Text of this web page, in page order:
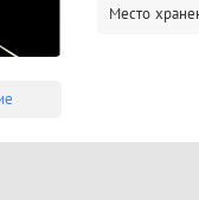
Место